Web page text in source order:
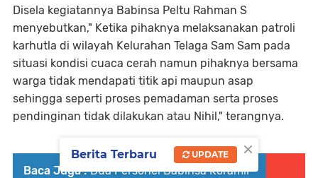
Disela kegiatannya Babinsa Peltu Rahman S
menyebutkan," Ketika pihaknya melaksanakan patroli
karhutla di wilayah Kelurahan Telaga Sam Sam pada
situasi kondisi cuaca cerah namun pihaknya bersama
warga tidak mendapati titik api maupun asap
sehingga seperti proses pemadaman serta proses
pendinginan tidak dilakukan atau Nihil," terangnya.
Baca Juga : Dua Personel Babinsa Koramil
×
Berita Terbaru UPDATE